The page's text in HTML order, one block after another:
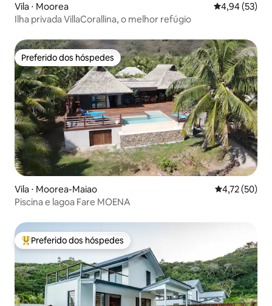
Vila ⋅ Moorea 4,94 de uma
4,94 (53)
Ilha privada VillaCorallina, o melhor refúgio
Preferido dos hóspedes
Preferido dos hóspedes
Vila ⋅ Moorea-Maiao 4,72 de uma
4,72 (50)
Piscina e lagoa Fare MOENA
Entre os melhores preferidos dos hóspedes
Preferido dos hóspedes